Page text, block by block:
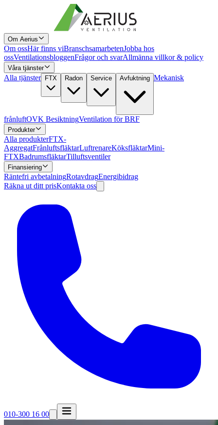
Om Aerius
Om ossHär finns viBranschsamarbetenJobba hos
ossVentilationsbloggenFrågor och svarAllmänna villkor & policy
Våra tjänster
Alla tjänster FTX Radon Service Avfuktning Mekanisk
frånluftOVK BesiktningVentilation för BRF
Produkter
Alla produkterFTX-
AggregatFrånluftsfläktarLuftrenareKöksfläktarMini-
FTXBadrumsfläktarTilluftsventiler
Finansiering
Räntefri avbetalningRotavdragEnergibidrag
Räkna ut ditt prisKontakta oss
010-300 16 00